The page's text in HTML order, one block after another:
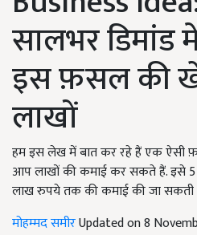
सालभर डिमांड
इस फ़सल की
लाखों
हम इस लेख में बात कर रहे हैं एक ऐसी
आप लाखों की कमाई कर सकते हैं. इसे
लाख रुपये तक की कमाई की जा सकती
मोहम्मद समीरUpdated on 8